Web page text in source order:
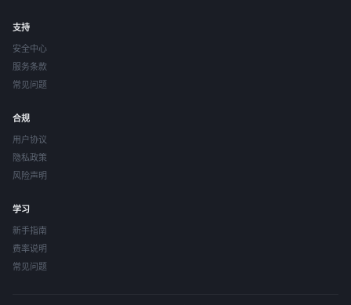
支持
安全中心
服务条款
常见问题
合规
用户协议
隐私政策
风险声明
学习
新手指南
费率说明
常见问题